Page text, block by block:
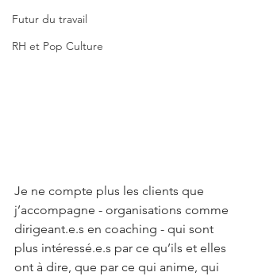
Futur du travail
RH et Pop Culture
Je ne compte plus les clients que
j’accompagne - organisations comme
dirigeant.e.s en coaching - qui sont
plus intéressé.e.s par ce qu’ils et elles
ont à dire, que par ce qui anime, qui